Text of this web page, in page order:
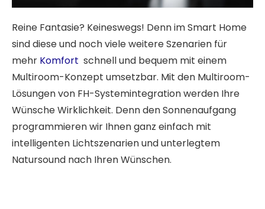
Reine Fantasie? Keineswegs! Denn im Smart Home
sind diese und noch viele weitere Szenarien für
mehr Komfort schnell und bequem mit einem
Multiroom-Konzept umsetzbar. Mit den Multiroom-
Lösungen von FH-Systemintegration werden Ihre
Wünsche Wirklichkeit. Denn den Sonnenaufgang
programmieren wir Ihnen ganz einfach mit
intelligenten Lichtszenarien und unterlegtem
Natursound nach Ihren Wünschen.